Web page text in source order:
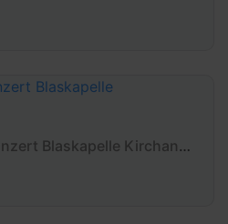
26.12.2025 Stefanikonzert Blaskapelle Kirchanschöring